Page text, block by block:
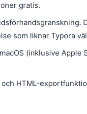
gratis.
som liknar Typora
(inklusive Apple
HTML-